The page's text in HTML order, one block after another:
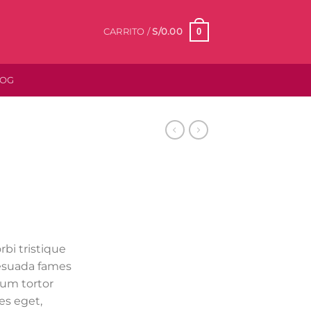
CARRITO /S/0.00 0
tristique
fames
tortor
eget,